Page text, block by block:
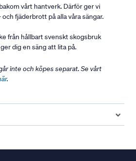
vårt hantverk. Därför ger vi
fjäderbrott på alla våra sängar.
från hållbart svenskt skogsbruk
dig en säng att lita på.
inte och köpes separat. Se vårt
.